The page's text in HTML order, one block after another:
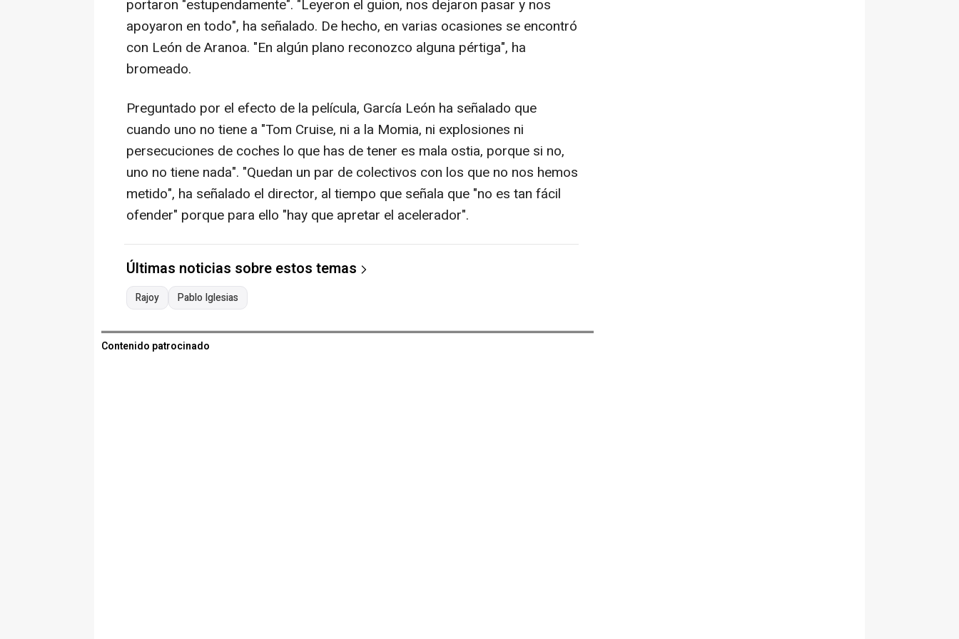
portaron "estupendamente". "Leyeron el guion, nos dejaron pasar y nos
apoyaron en todo", ha señalado. De hecho, en varias ocasiones se encontró
con León de Aranoa. "En algún plano reconozco alguna pértiga", ha
bromeado.
Preguntado por el efecto de la película, García León ha señalado que
cuando uno no tiene a "Tom Cruise, ni a la Momia, ni explosiones ni
persecuciones de coches lo que has de tener es mala ostia, porque si no,
uno no tiene nada". "Quedan un par de colectivos con los que no nos hemos
metido", ha señalado el director, al tiempo que señala que "no es tan fácil
ofender" porque para ello "hay que apretar el acelerador".
Últimas noticias sobre estos temas
Rajoy Pablo Iglesias
Contenido patrocinado